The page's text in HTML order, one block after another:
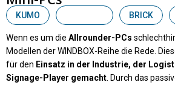
KUMO BRICK
Wenn es um die Allrounder-PCs
Modellen der WINDBOX-Reihe die Rede.
für den Einsatz in der Industrie, der
Signage-Player gemacht . Durch das